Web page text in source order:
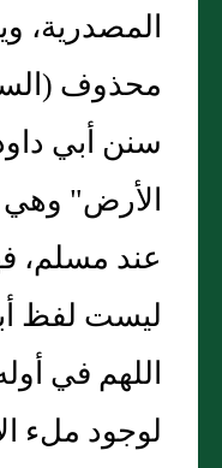
المصدرية،
محذوف
سنن أبي
الأرض"
عند مسلم،
ليست لفظ
اللهم في
لوجود ملء